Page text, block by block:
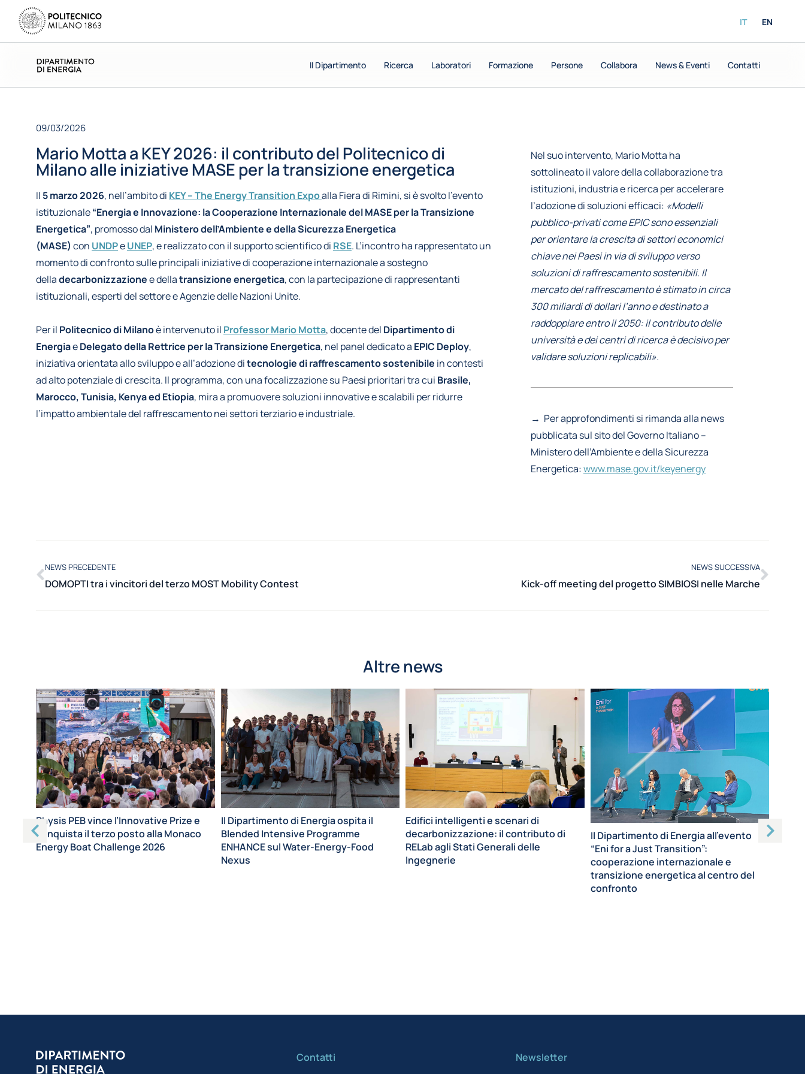
IT EN
Il Dipartimento Ricerca Laboratori Formazione Persone Collabora News & Eventi Contatti
Il Dipartimento Ricerca Laboratori Formazione Persone Collabora News & Eventi Contatti
09/03/2026
Mario Motta a KEY 2026: il contributo del Politecnico di
Milano alle iniziative MASE per la transizione energetica
Il 5 marzo 2026, nell’ambito di KEY – The Energy Transition Expoalla Fiera di Rimini, si è svolto l’evento
istituzionale“Energia e Innovazione: la Cooperazione Internazionale del MASE per la Transizione
Energetica”, promosso dal Ministero dell’Ambiente e della Sicurezza Energetica
(MASE) con UNDPeUNEP, e realizzato con il supporto scientifico di RSE. L’incontro ha rappresentato un
momento di confronto sulle principali iniziative di cooperazione internazionale a sostegno
delladecarbonizzazionee dellatransizione energetica, con la partecipazione di rappresentanti
istituzionali, esperti del settore e Agenzie delle Nazioni Unite.
Per il Politecnico di Milanoè intervenuto il Professor Mario Motta, docente del Dipartimento di
EnergiaeDelegato della Rettrice per la Transizione Energetica, nel panel dedicato a EPIC Deploy,
iniziativa orientata allo sviluppo e all’adozione ditecnologie di raffrescamento sostenibile in contesti
ad alto potenziale di crescita. Il programma, con una focalizzazione su Paesi prioritari tra cui Brasile,
Marocco, Tunisia, Kenya ed Etiopia, mira a promuovere soluzioni innovative e scalabili per ridurre
l’impatto ambientale del raffrescamento nei settori terziario e industriale.
Nel suo intervento, Mario Motta ha
sottolineato il valore della collaborazione tra
istituzioni, industria e ricerca per accelerare
l’adozione di soluzioni efficaci: «Modelli
pubblico-privati come EPIC sono essenziali
per orientare la crescita di settori economici
chiave nei Paesi in via di sviluppo verso
soluzioni di raffrescamento sostenibili. Il
mercato del raffrescamento è stimato in circa
300 miliardi di dollari l’anno e destinato a
raddoppiare entro il 2050: il contributo delle
università e dei centri di ricerca è decisivo per
validare soluzioni replicabili».
→ Per approfondimenti si rimanda alla news
pubblicata sul sito del Governo Italiano –
Ministero dell’Ambiente e della Sicurezza
Energetica:www.mase.gov.it/keyenergy
NEWS PRECEDENTE
DOMOPTI tra i vincitori del terzo MOST Mobility Contest
NEWS SUCCESSIVA
Kick-off meeting del progetto SIMBIOSI nelle Marche
Altre news
Physis PEB vince l’Innovative Prize e
conquista il terzo posto alla Monaco
Energy Boat Challenge 2026
Il Dipartimento di Energia ospita il
Blended Intensive Programme
ENHANCE sul Water-Energy-Food
Nexus
Edifici intelligenti e scenari di
decarbonizzazione: il contributo di
RELab agli Stati Generali delle
Ingegnerie
Il Dipartimento di Energia all’evento
“Eni for a Just Transition”:
cooperazione internazionale e
transizione energetica al centro del
confronto
Contatti Newsletter